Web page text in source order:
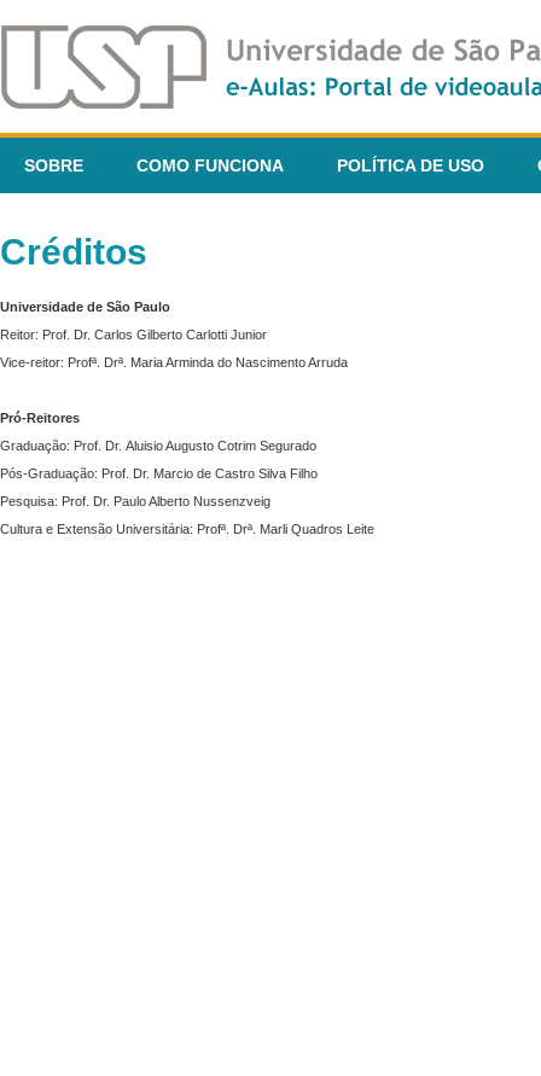
SOBRE COMO FUNCIONA POLÍTICA DE USO
Créditos
Universidade de São Paulo
Reitor: Prof. Dr. Carlos Gilberto Carlotti Junior
Vice-reitor: Profª. Drª. Maria Arminda do Nascimento Arruda
Pró-Reitores
Graduação: Prof. Dr. Aluisio Augusto Cotrim Segurado
Pós-Graduação: Prof. Dr. Marcio de Castro Silva Filho
Pesquisa: Prof. Dr. Paulo Alberto Nussenzveig
Cultura e Extensão Universitária: Profª. Drª. Marli Quadros Leite